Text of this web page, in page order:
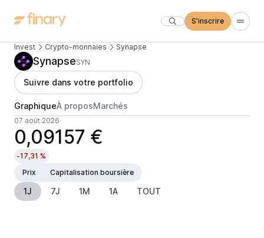
S'inscrire
Invest Crypto-monnaies Synapse
SynapseSYN
Suivre dans votre portfolio
GraphiqueÀ proposMarchés
07 août 2026
0,09157 €
-17,31 %
Prix
Capitalisation boursière
1J 7J 1M 1A TOUT